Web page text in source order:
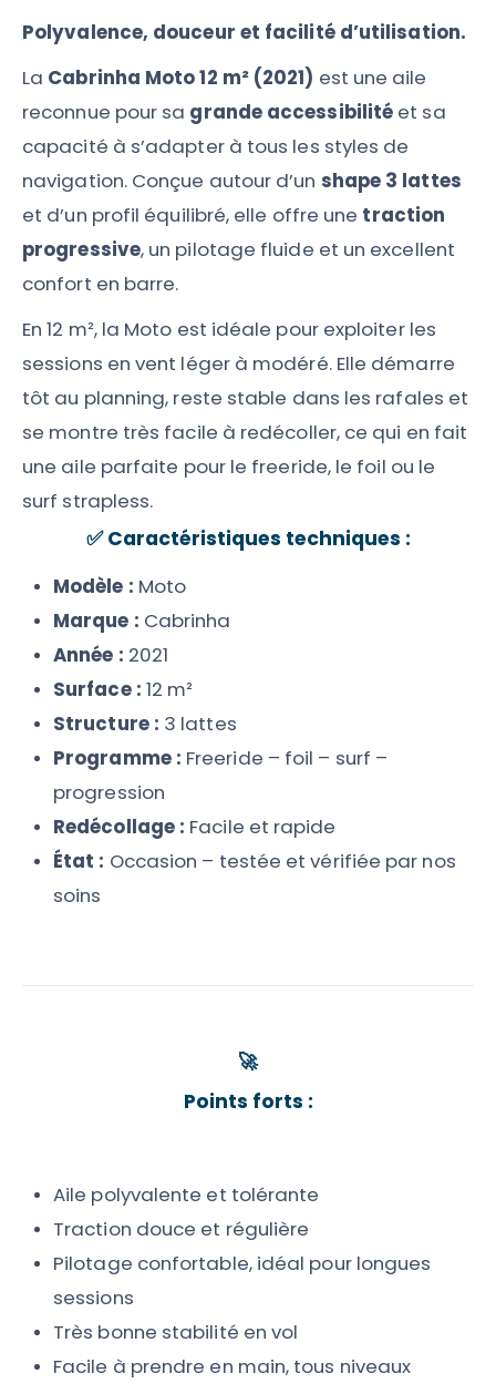
Polyvalence, douceur et facilité d’utilisation.
La Cabrinha Moto 12 m² (2021) est une aile
reconnue pour sa grande accessibilité et sa
capacité à s’adapter à tous les styles de
navigation. Conçue autour d’un shape 3 lattes
et d’un profil équilibré, elle offre une traction
progressive, un pilotage fluide et un excellent
confort en barre.
En 12 m², la Moto est idéale pour exploiter les
sessions en vent léger à modéré. Elle démarre
tôt au planning, reste stable dans les rafales et
se montre très facile à redécoller, ce qui en fait
une aile parfaite pour le freeride, le foil ou le
surf strapless.
✅Caractéristiques techniques :
Modèle : Moto
Marque : Cabrinha
Année : 2021
Surface : 12 m²
Structure : 3 lattes
Programme : Freeride – foil – surf –
progression
Redécollage : Facile et rapide
État : Occasion – testée et vérifiée par nos
soins
🚀
Points forts :
Aile polyvalente et tolérante
Traction douce et régulière
Pilotage confortable, idéal pour longues
sessions
Très bonne stabilité en vol
Facile à prendre en main, tous niveaux